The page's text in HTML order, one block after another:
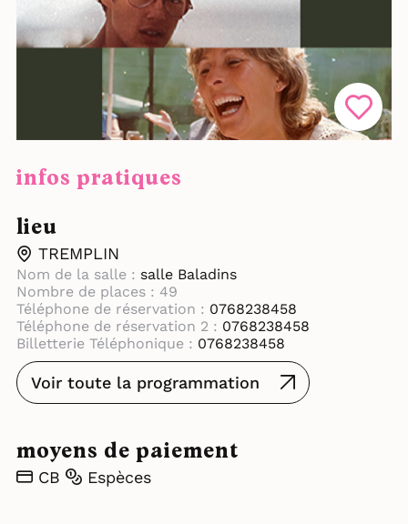
infos pratiques
lieu
TREMPLIN
Nom de la salle : salle Baladins
Nombre de places : 49
Téléphone de réservation : 0768238458
Téléphone de réservation 2 : 0768238458
Billetterie Téléphonique : 0768238458
Voir toute la programmation
moyens de paiement
CB Espèces